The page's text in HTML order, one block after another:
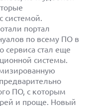
системой.
портал
по всему ПО в
сервиса стал еще
системы.
ПО, с которым
и проще. Новый